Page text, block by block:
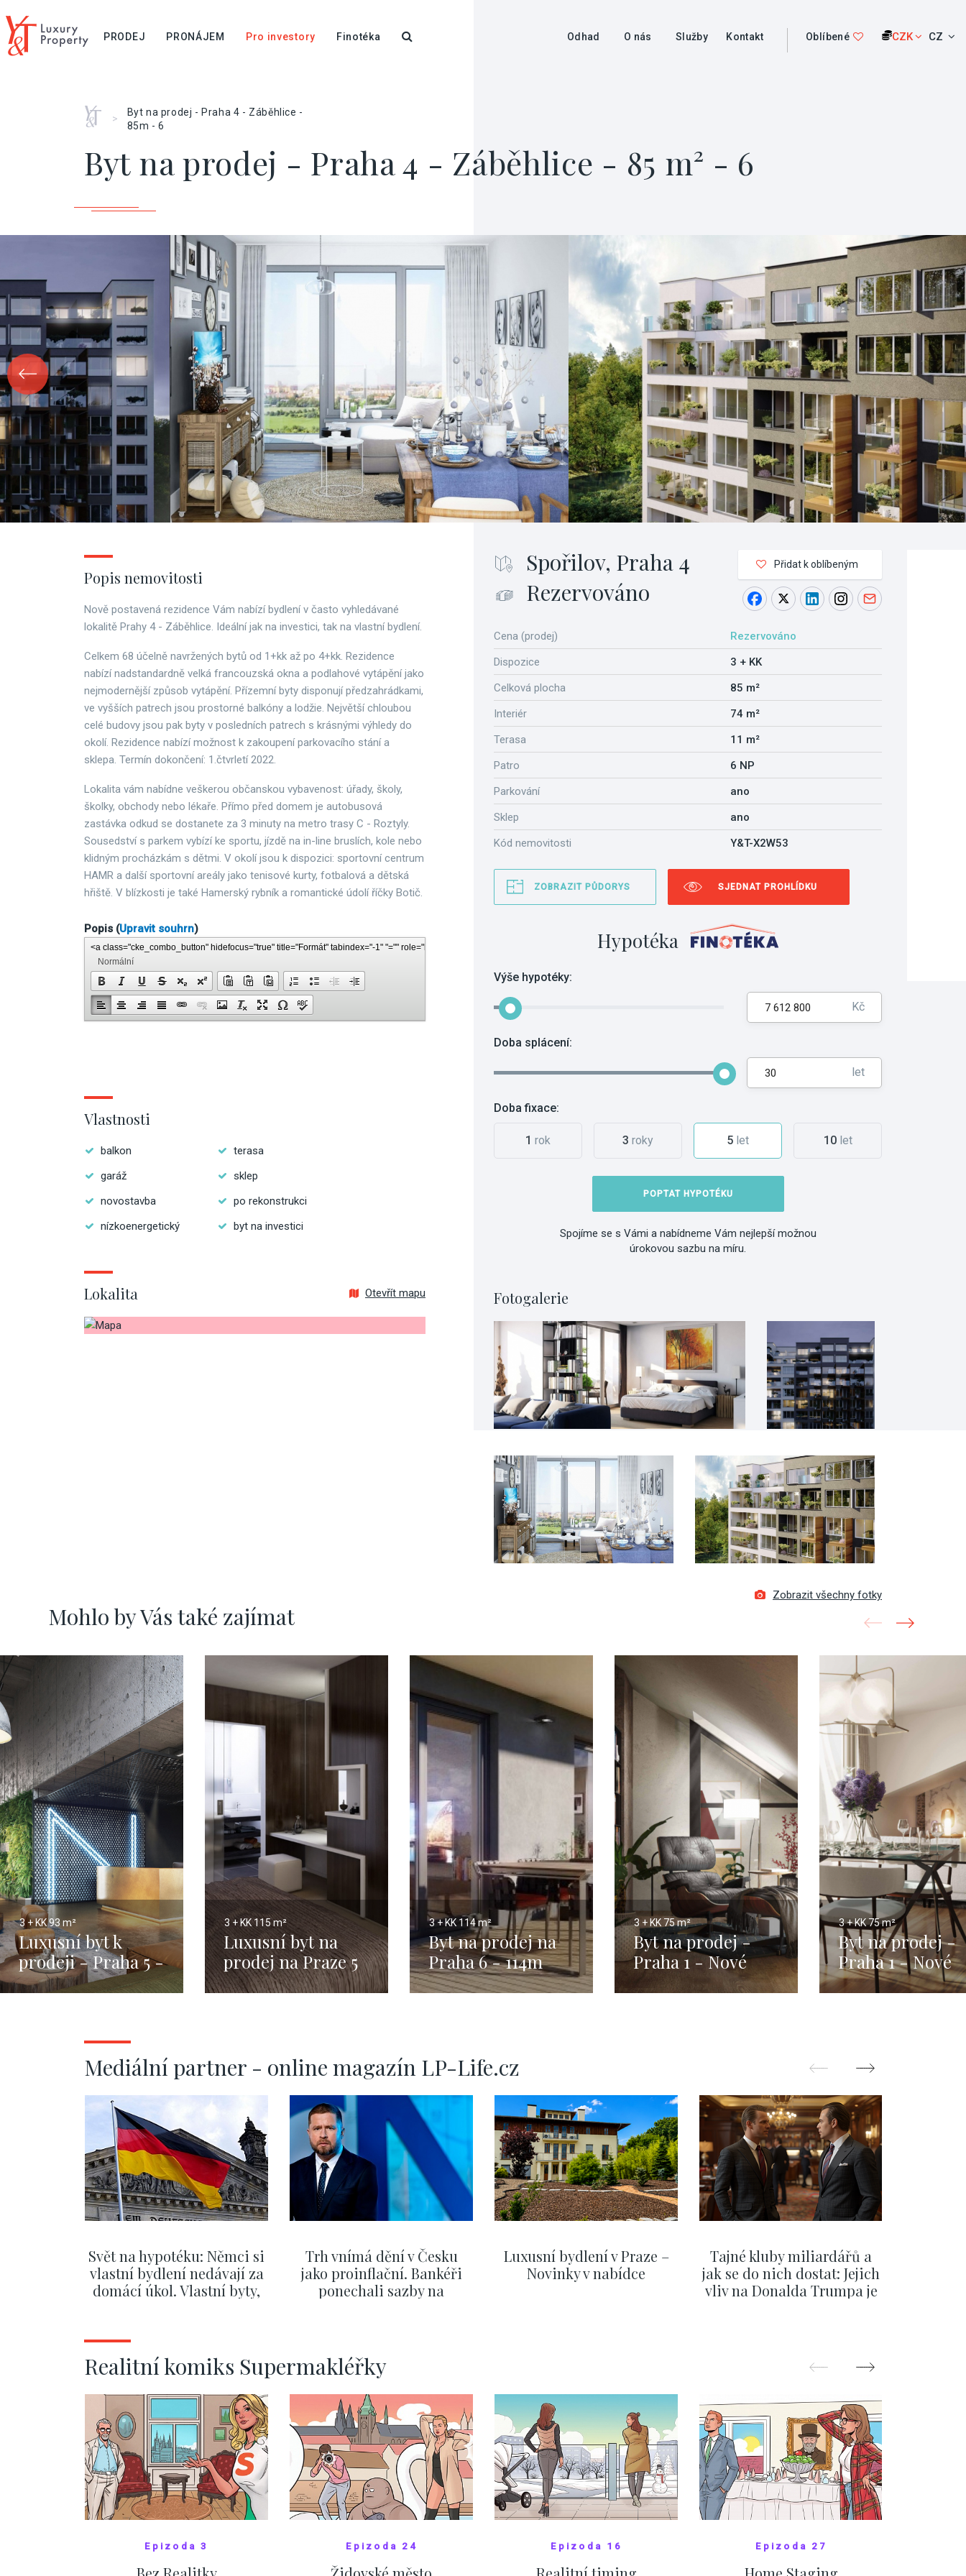
PRODEJ PRONÁJEM Pro investory Finotéka Odhad O nás Služby Kontakt Oblíbené CZK CZ
Home
>
Byt na prodej - Praha 4 - Záběhlice -
85m - 6
Byt na prodej - Praha 4 - Záběhlice - 85 m² - 6
Spořilov, Praha 4
Rezervováno
Přidat k oblíbeným
Cena (prodej)
Rezervováno
Dispozice
3 + KK
Celková plocha
85 m²
Interiér
74 m²
Terasa
11 m²
Patro
6 NP
Parkování
ano
Sklep
ano
Kód nemovitosti
Y&T-X2W53
ZOBRAZIT PŮDORYS SJEDNAT PROHLÍDKU
Hypotéka
Výše hypotéky:
Kč
Doba splácení:
let
Doba fixace:
1 rok 3 roky 5 let 10let
POPTAT HYPOTÉKU
Spojíme se s Vámi a nabídneme Vám nejlepší možnou
úrokovou sazbu na míru.
Fotogalerie
Zobrazit všechny fotky
Popis nemovitosti
Nově postavená rezidence Vám nabízí bydlení v často vyhledávané
lokalitě Prahy 4 - Záběhlice. Ideální jak na investici, tak na vlastní bydlení.
Celkem 68 účelně navržených bytů od 1+kk až po 4+kk. Rezidence
nabízí nadstandardně velká francouzská okna a podlahové vytápění jako
nejmodernější způsob vytápění. Přízemní byty disponují předzahrádkami,
ve vyšších patrech jsou prostorné balkóny a lodžie. Největší chloubou
celé budovy jsou pak byty v posledních patrech s krásnými výhledy do
okolí. Rezidence nabízí možnost k zakoupení parkovacího stání a
sklepa. Termín dokončení: 1.čtvrletí 2022.
Lokalita vám nabídne veškerou občanskou vybavenost: úřady, školy,
školky, obchody nebo lékaře. Přímo před domem je autobusová
zastávka odkud se dostanete za 3 minuty na metro trasy C - Roztyly.
Sousedství s parkem vybízí ke sportu, jízdě na in-line bruslích, kole nebo
klidným procházkám s dětmi. V okolí jsou k dispozici: sportovní centrum
HAMR a další sportovní areály jako tenisové kurty, fotbalová a dětská
hřiště. V blízkosti je také Hamerský rybník a romantické údolí říčky Botič.
Popis (Upravit souhrn)
<a class="cke_combo_button" hidefocus="true" title="Formát" tabindex="-1" "="" role="button" aria-labelledby="cke_61_label" aria-haspopup="true" style="margin: 0px 6px 5px 0px; padding: 0px; border-width: 1px;
Normální
Vlastnosti
balkon
terasa
garáž
sklep
novostavba
po rekonstrukci
nízkoenergetický
byt na investici
Lokalita Otevřít mapu
Mohlo by Vás také zajímat
3 + KK93 m²
Luxusní byt k
prodeji - Praha 5 -
93m
3 + KK115 m²
Luxusní byt na
prodej na Praze 5
-115m
3 + KK 114 m²
Byt na prodej na
Praha 6 - 114m
3 + KK 75 m²
Byt na prodej -
Praha 1 - Nové
Město - 75m
3 + KK75 m²
Byt na prodej -
Praha 1 - Nové
Město - 75m
Mediální partner - online magazín LP-Life.cz
Svět na hypotéku: Němci si
vlastní bydlení nedávají za
domácí úkol. Vlastní byty,
Trh vnímá dění v Česku
jako proinflační. Bankéři
ponechali sazby na
Luxusní bydlení v Praze –
Novinky v nabídce
Tajné kluby miliardářů a
jak se do nich dostat: Jejich
vliv na Donalda Trumpa je
Realitní komiks Supermakléřky
Epizoda 3 Epizoda 24 Epizoda 16 Epizoda 27